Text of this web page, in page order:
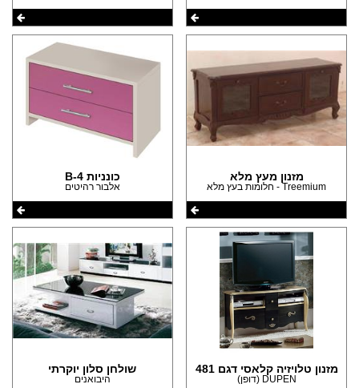
מזנון מעץ מלא
Treemium - חלומות בעץ מלא
כונניות B-4
אלבור רהיטים
מזנון טלויזיה קלאסי דגם 481
DUPEN (דופן)
שולחן סלון יוקרתי
היבואנים